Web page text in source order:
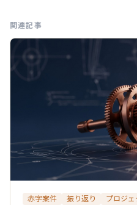
関連記事
赤字案件 振り返り プロジ